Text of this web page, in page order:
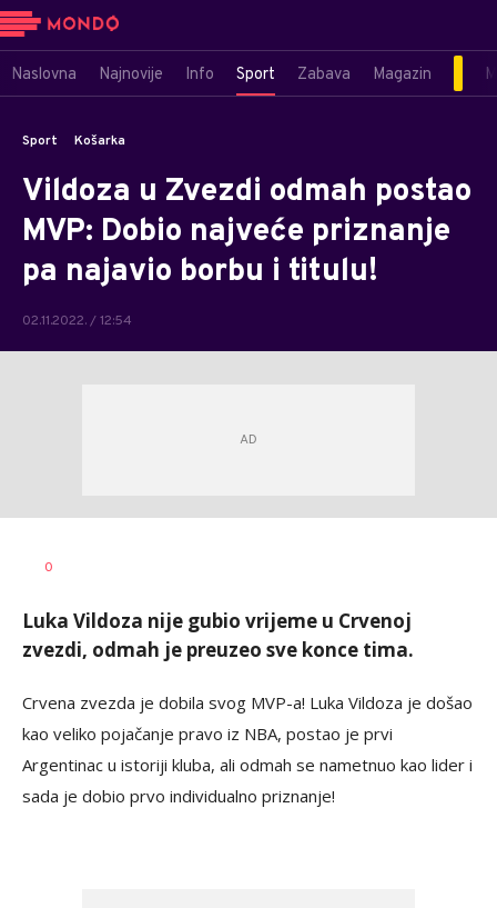
Naslovna Najnovije Info Sport Zabava Magazin
Sport Košarka
Vildoza u Zvezdi odmah postao
MVP: Dobio najveće priznanje
pa najavio borbu i titulu!
02.11.2022. / 12:54
AUTOR
0
Luka Vildoza nije gubio vrijeme u Crvenoj
zvezdi, odmah je preuzeo sve konce tima.
Crvena zvezda je dobila svog MVP-a! Luka Vildoza je došao
kao veliko pojačanje pravo iz NBA, postao je prvi
Argentinac u istoriji kluba, ali odmah se nametnuo kao lider i
sada je dobio prvo individualno priznanje!